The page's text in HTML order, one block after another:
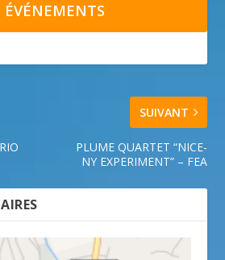
ÉVÉNEMENTS
SUIVANT
PLUME QUARTET “NICE-
NY EXPERIMENT” – FEA